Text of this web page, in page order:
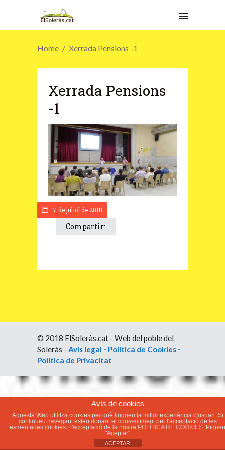
Home Xerrada Pensions -1
7 de juliol de 2018
Xerrada Pensions
-1
Compartir:
© 2018 ElSoleràs.cat - Web del poble del
Soleràs - Avís legal - Política de Cookies -
Política de Privacitat
Avís de cookies
Aquesta Web utilitza cookies per què tingueu la millor experiència d'usuari. Si
continueu navegant esteu donant el consentiment per l'acceptació de les
esmentades cookies i l'acceptació de la nostra POLÍTICA DE COOKIES. Piqueu
"Aceptar"
ACEPTAR